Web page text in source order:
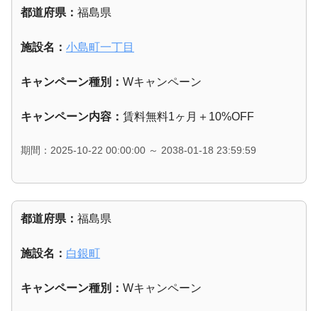
都道府県： 福島県
施設名： 小島町一丁目
キャンペーン種別： Wキャンペーン
キャンペーン内容： 賃料無料1ヶ月＋10%OFF
期間：2025-10-22 00:00:00 ～ 2038-01-18 23:59:59
都道府県： 福島県
施設名： 白銀町
キャンペーン種別： Wキャンペーン